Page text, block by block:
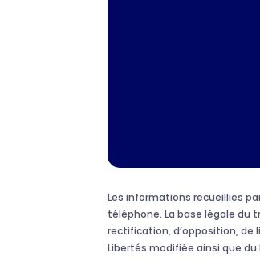
Les informations recueillies
téléphone. La base légale du
rectification, d’opposition, de
Libertés modifiée ainsi que